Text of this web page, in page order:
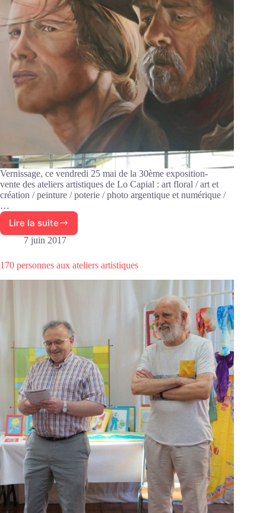
Vernissage, ce vendredi 25 mai de la 30ème exposition-
vente des ateliers artistiques de Lo Capial : art floral / art et
création / peinture / poterie / photo argentique et numérique /
…
Lire la suiteVernissage
de
30ème
artistiques
7 juin 2017
170 personnes aux ateliers artistiques